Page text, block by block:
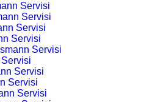
Servisi
Servisi
Servisi
Servisi
Servisi
Servisi
Servisi
Servisi